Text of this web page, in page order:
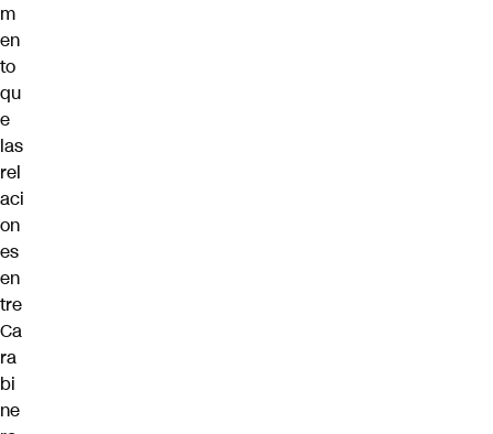
m
en
to
qu
e
las
rel
aci
on
es
en
tre
Ca
ra
bi
ne